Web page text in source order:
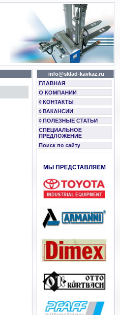
info@sklad-kavkaz.ru
ГЛАВНАЯ
О КОМПАНИИ
◊ КОНТАКТЫ
◊ ВАКАНСИИ
◊ ПОЛЕЗНЫЕ СТАТЬИ
СПЕЦИАЛЬНОЕ
ПРЕДЛОЖЕНИЕ
Поиск по сайту
МЫ ПРЕДСТАВЛЯЕМ